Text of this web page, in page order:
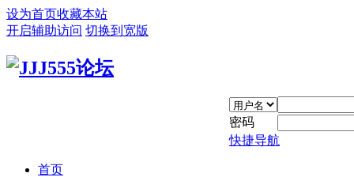
设为首页收藏本站
开启辅助访问 切换到宽版
密码
快捷导航
首页